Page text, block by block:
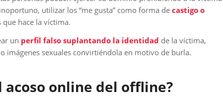
utilizar los “me gusta” como forma de castigo o
que hace la víctima.
un perfil falso suplantando la identidad de la víctima,
imágenes sexuales convirtiéndola en motivo de burla.
acoso online del offline?